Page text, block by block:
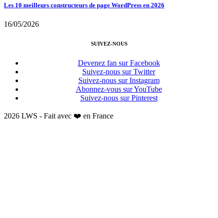
Les 10 meilleurs constructeurs de page WordPress en 2026
16/05/2026
SUIVEZ-NOUS
Devenez fan sur Facebook
Suivez-nous sur Twitter
Suivez-nous sur Instagram
Abonnez-vous sur YouTube
Suivez-nous sur Pinterest
2026 LWS - Fait avec ❤️ en France